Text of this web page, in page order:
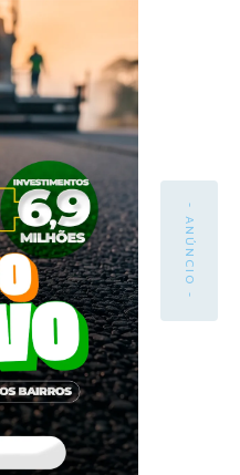
- ANÚNCIO -